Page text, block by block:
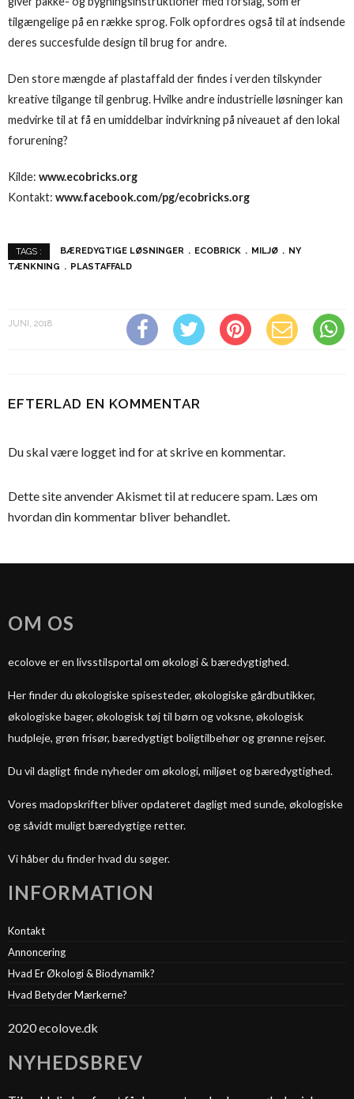
tilgængelige på en række sprog. Folk opfordres også til at indsende
deres succesfulde design til brug for andre.
Den store mængde af plastaffald der findes i verden tilskynder
kreative tilgange til genbrug. Hvilke andre industrielle løsninger kan
medvirke til at få en umiddelbar indvirkning på niveauet af den lokal
forurening?
Kilde: www.ecobricks.org
Kontakt: www.facebook.com/pg/ecobricks.org
TAGS : BÆREDYGTIGE LØSNINGER ECOBRICK MILJØ
NY
TÆNKNING
PLASTAFFALD
JUNI, 2018
EFTERLAD EN KOMMENTAR
Du skal være logget indfor at skrive en kommentar.
Dette site anvender Akismet til at reducere spam. Læs om
hvordan din kommentar bliver behandlet
OM OS
ecolove er en livsstilsportal om økologi & bæredygtighed.
Her finder du økologiske spisesteder, økologiske gårdbutikker,
økologiske bager, økologisk tøj til børn og voksne, økologisk
hudpleje, grøn frisør, bæredygtigt boligtilbehør og grønne rejser.
Du vil dagligt finde nyheder om økologi, miljøet og bæredygtighed.
Vores madopskrifter bliver opdateret dagligt med sunde, økologiske
og såvidt muligt bæredygtige retter.
Vi håber du finder hvad du søger.
INFORMATION
Kontakt
Annoncering
Hvad Er Økologi & Biodynamik?
Hvad Betyder Mærkerne?
2020 ecolove.dk
NYHEDSBREV